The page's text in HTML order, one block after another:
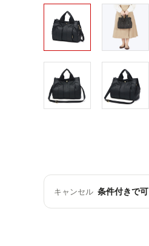
キャンセル 条件付きで可